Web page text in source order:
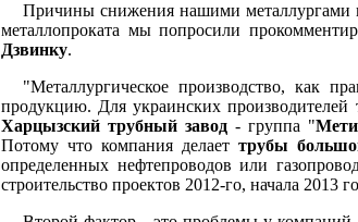
Причины снижения нашими металлургами
металлопроката мы попросили
Дзвинку.
"Металлургическое производство, как
продукцию. Для украинских производителей
Харцызский трубный завод- группа "
Потому что компания делает трубы
определенных нефтепроводов или
строительство проектов 2012-го, начала 2013